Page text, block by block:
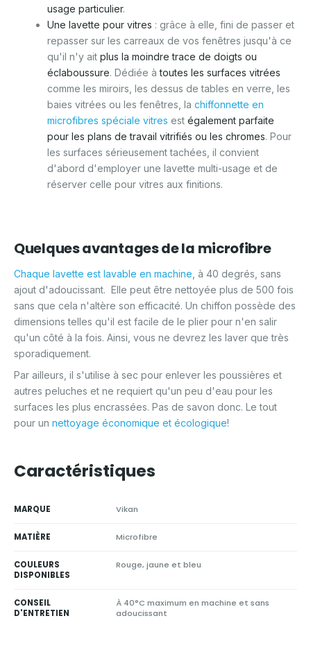
usage particulier.
Une lavette pour vitres : grâce à elle, fini de passer et
repasser sur les carreaux de vos fenêtres jusqu'à ce
qu'il n'y ait plus la moindre trace de doigts ou
éclaboussure. Dédiée àtoutes les surfaces vitrées
comme les miroirs, les dessus de tables en verre, les
baies vitrées ou les fenêtres, la chiffonnette en
microfibres spéciale vitres est également parfaite
pour les plans de travail vitrifiés ou les chromes. Pour
les surfaces sérieusement tachées, il convient
d'abord d'employer une lavette multi-usage et de
réserver celle pour vitres aux finitions.
Quelques avantages de la microfibre
Chaque lavette est lavable en machine , à 40 degrés, sans
ajout d'adoucissant. Elle peut être nettoyée plus de 500 fois
sans que cela n'altère son efficacité. Un chiffon possède des
dimensions telles qu'il est facile de le plier pour n'en salir
qu'un côté à la fois. Ainsi, vous ne devrez les laver que très
sporadiquement.
Par ailleurs, il s'utilise à sec pour enlever les poussières et
autres peluches et ne requiert qu'un peu d'eau pour les
surfaces les plus encrassées. Pas de savon donc. Le tout
pour un nettoyage économique et écologique!
Caractéristiques
MARQUE Vikan
MATIÈRE Microfibre
COULEURS
DISPONIBLES
Rouge, jaune et bleu
CONSEIL
D'ENTRETIEN
À 40°C maximum en machine et sans
adoucissant